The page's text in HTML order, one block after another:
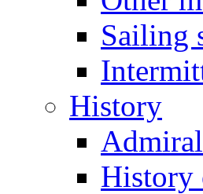
Sailing
History
History